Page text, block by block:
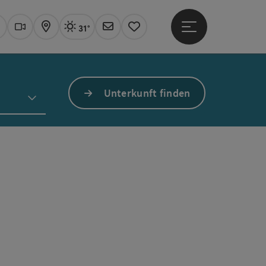
Webcams
KarteAktuelles Wetter Linz, sonnig
31°
Newsletter
Merkzettel
Hauptmenü öffnen
Unterkunft finden